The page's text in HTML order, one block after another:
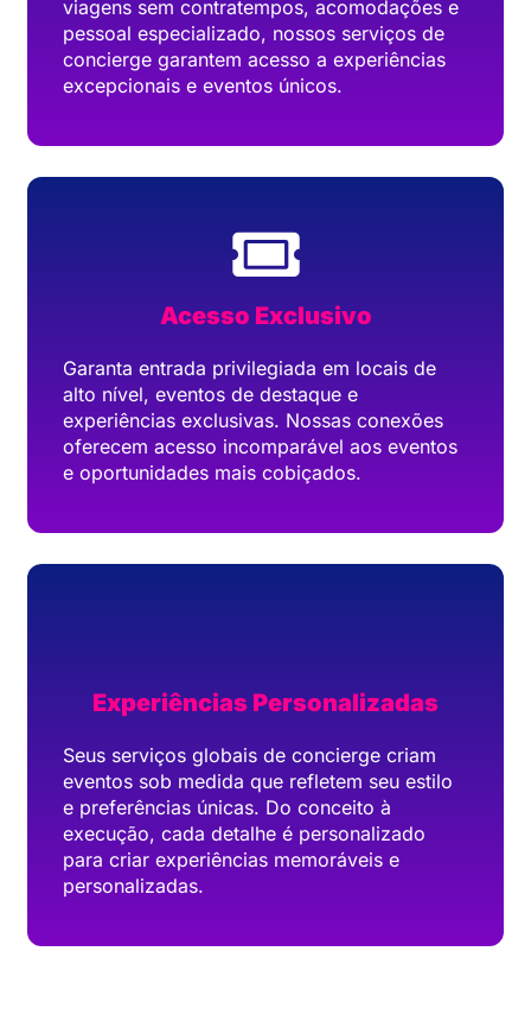
viagens sem contratempos, acomodações e
pessoal especializado, nossos serviços de
concierge garantem acesso a experiências
excepcionais e eventos únicos.
Acesso Exclusivo
Garanta entrada privilegiada em locais de
alto nível, eventos de destaque e
experiências exclusivas. Nossas conexões
oferecem acesso incomparável aos eventos
e oportunidades mais cobiçados.
Experiências Personalizadas
Seus serviços globais de concierge criam
eventos sob medida que refletem seu estilo
e preferências únicas. Do conceito à
execução, cada detalhe é personalizado
para criar experiências memoráveis e
personalizadas.